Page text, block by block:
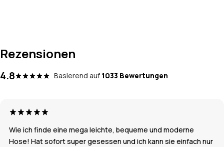
Rezensionen
4.8 Basierend auf 1033 Bewertungen
Wie ich finde eine mega leichte, bequeme und moderne
Hose! Hat sofort super gesessen und ich kann sie einfach nur